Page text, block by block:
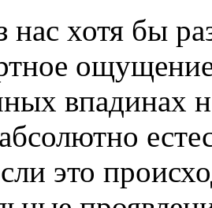
хотя бы
впадинах
это